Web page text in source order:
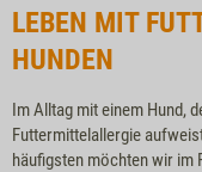
LEBEN MIT
HUNDEN
Im Alltag mit einem Hund,
Futtermittelallergie
häufigsten möchten wir im